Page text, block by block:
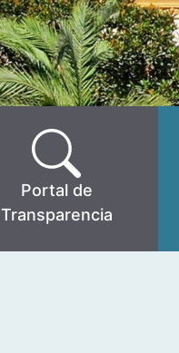
Portal de
Transparencia